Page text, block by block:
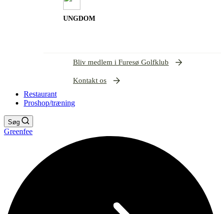
UNGDOM
Bliv medlem i Furesø Golfklub
Kontakt os
Restaurant
Proshop/træning
Søg
Greenfee